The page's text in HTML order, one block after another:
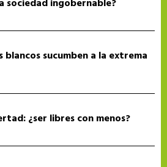
sociedad ingobernable?
blancos sucumben a la extrema
¿ser libres con menos?